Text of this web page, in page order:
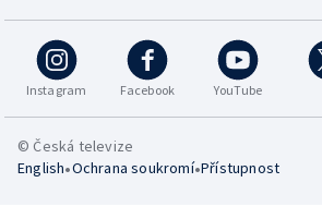
Instagram Facebook YouTube
© Česká televize
English•Ochrana soukromí•Přístupnost